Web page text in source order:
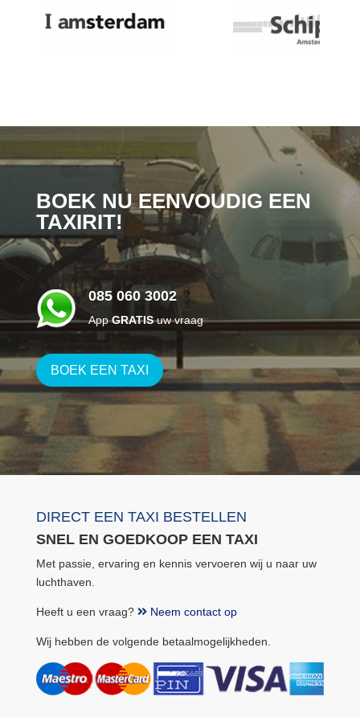
BOEK NU EENVOUDIG EEN
TAXIRIT!
085 060 3002
AppGRATISuw vraag
BOEK EEN TAXI
DIRECT EEN TAXI BESTELLEN
SNEL EN GOEDKOOP EEN TAXI
Met passie, ervaring en kennis vervoeren wij u naar uw
luchthaven.
Heeft u een vraag? Neem contact op
Wij hebben de volgende betaalmogelijkheden.